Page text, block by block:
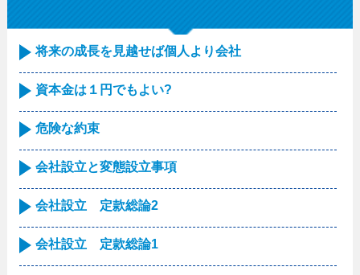
将来の成長を見越せば個人より会社
資本金は１円でもよい?
危険な約束
会社設立と変態設立事項
会社設立 定款総論2
会社設立 定款総論1